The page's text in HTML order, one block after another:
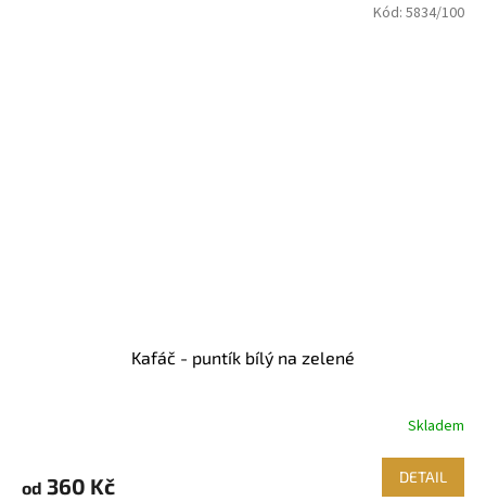
Kafáč - puntík bílý na zelené
Skladem
od 360 Kč DETAIL
Kód: 5834/100